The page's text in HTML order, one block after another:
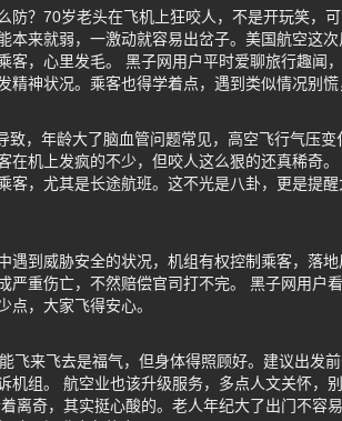
防？70岁老头在飞机上狂咬人，不是开玩笑，
本来就弱，一激动就容易出岔子。美国航空这
客，心里发毛。 黑子网用户平时爱聊旅行趣闻
神状况。乘客也得学着点，遇到类似情况别慌
致，年龄大了脑血管问题常见，高空飞行气压
机上发疯的不少，但咬人这么狠的还真稀奇
客，尤其是长途航班。这不光是八卦，更是提
遇到威胁安全的状况，机组有权控制乘客，落
严重伤亡，不然赔偿官司打不完。 黑子网用户
点，大家飞得安心。
飞来飞去是福气，但身体得照顾好。建议出发
组。 航空业也该升级服务，多点人文关怀，
离奇，其实挺心酸的。老人年纪大了出门不容